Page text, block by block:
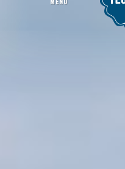
_Heimatführer
MENU